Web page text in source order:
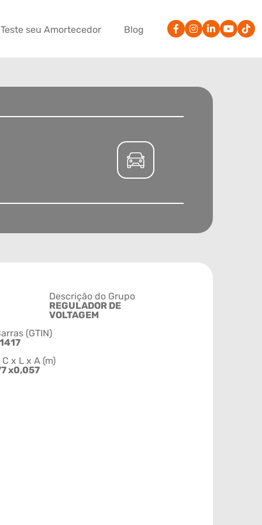
Teste seu Amortecedor Blog
Descrição do Grupo
REGULADOR DE
VOLTAGEM
(GTIN)
x L x A (m)
x0,057